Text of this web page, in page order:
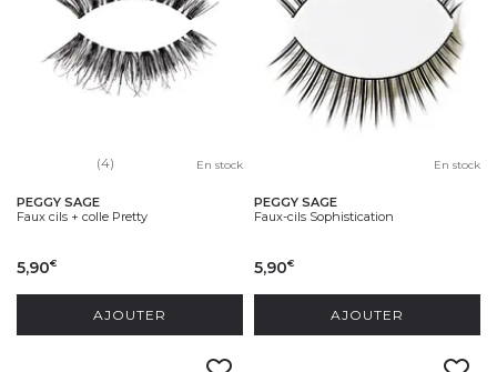
disponibles. Visuels non contractuels. Voir listing des références
(4) En stock
PEGGY SAGE
Faux cils + colle Pretty
5,90€
AJOUTER
En stock
PEGGY SAGE
Faux-cils Sophistication
5,90€
AJOUTER